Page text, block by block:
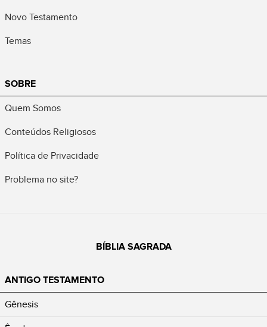
Novo Testamento
Temas
SOBRE
Quem Somos
Conteúdos Religiosos
Política de Privacidade
Problema no site?
BÍBLIA SAGRADA
ANTIGO TESTAMENTO
Gênesis